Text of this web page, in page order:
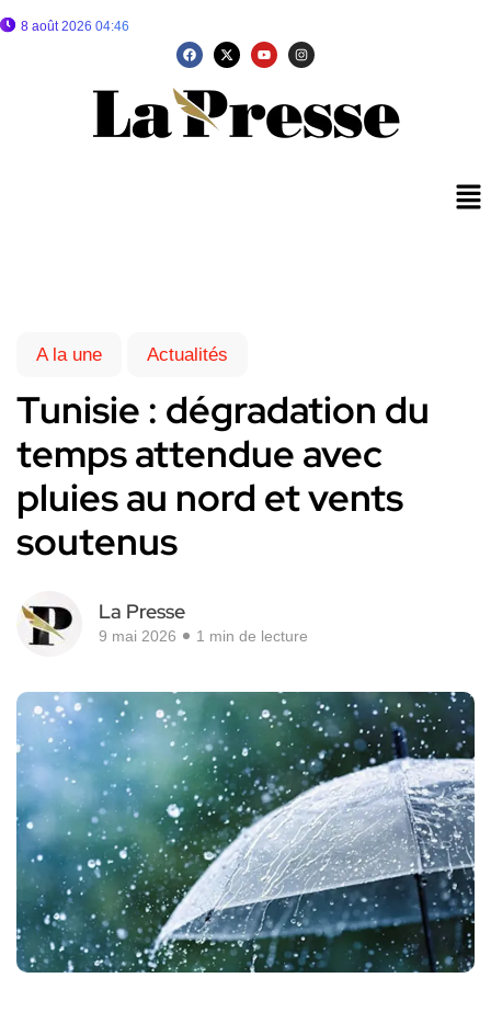
8 août 2026 04:46
A la une Actualités
Tunisie : dégradation du
temps attendue avec
pluies au nord et vents
soutenus
La Presse
9 mai 2026 1 min de lecture